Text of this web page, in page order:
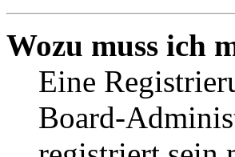
Wozu muss ich
Eine
Board-